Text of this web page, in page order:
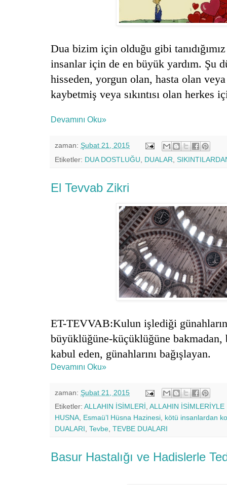
Dua bizim için olduğu gibi tanıdığımız
insanlar için de en büyük yardım. Şu
hisseden, yorgun olan, hasta olan
kaybetmiş veya sıkıntısı olan herkes
Devamını Oku»
zaman: Şubat 21, 2015
Etiketler: DUA DOSTLUĞU DUALAR
El Tevvab Zikri
ET-TEVVAB:Kulun işlediği
büyüklüğüne-küçüklüğüne
kabul eden, günahlarını bağışlayan.
Devamını Oku»
zaman: Şubat 21, 2015
Etiketler: ALLAHIN İSİMLERİ, ALLAHIN İSİMLERİYLE
HUSNA, Esmaü’l Hüsna Hazinesi, kötü insanlardan
DUALARI, Tevbe, TEVBE DUALARI
Basur Hastalığı ve Hadislerle